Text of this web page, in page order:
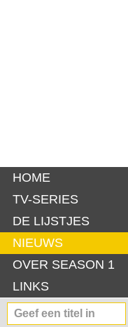
HOME
TV-SERIES
DE LIJSTJES
NIEUWS
OVER SEASON 1
LINKS